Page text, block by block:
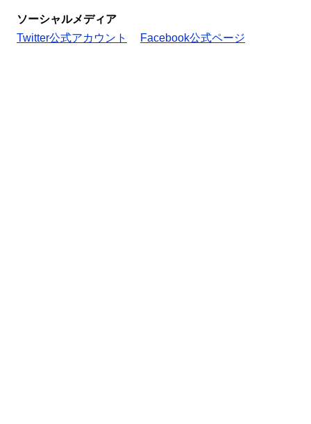
ソーシャルメディア
Twitter公式アカウント
Facebook公式ページ